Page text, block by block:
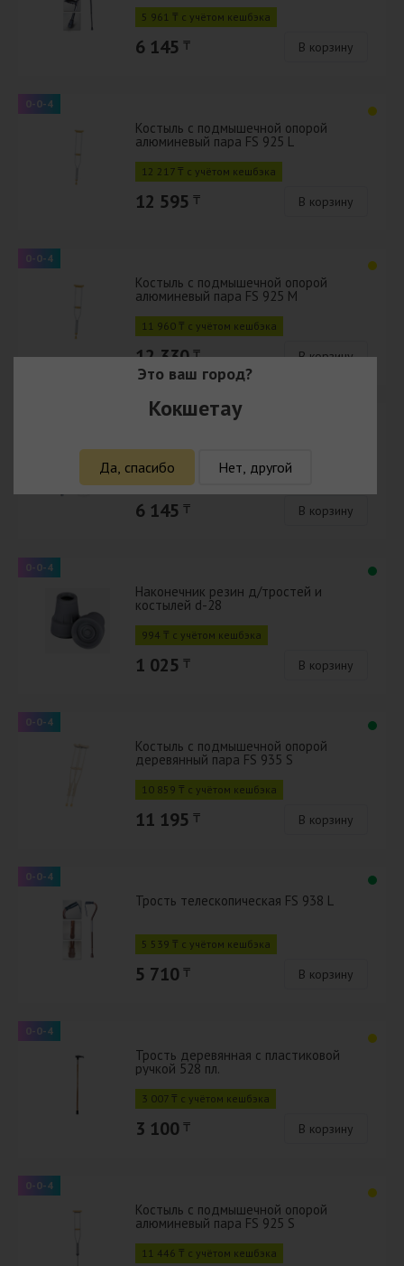
5 961 ₸ с учётом кешбэка
6 145 ₸ В корзину
0-0-4
Костыль с подмышечной опорой
алюминевый пара FS 925 L
12 217 ₸ с учётом кешбэка
12 595 ₸ В корзину
0-0-4
Костыль с подмышечной опорой
алюминевый пара FS 925 M
11 960 ₸ с учётом кешбэка
12 330 ₸ В корзину
5 961 ₸ с учётом кешбэка
6 145 ₸ В корзину
0-0-4
Наконечник резин д/тростей и
костылей d-28
994 ₸ с учётом кешбэка
1 025 ₸ В корзину
0-0-4
Костыль с подмышечной опорой
деревянный пара FS 935 S
10 859 ₸ с учётом кешбэка
11 195 ₸ В корзину
0-0-4
Трость телескопическая FS 938 L
5 539 ₸ с учётом кешбэка
5 710 ₸ В корзину
0-0-4
Трость деревянная с пластиковой
ручкой 528 пл.
3 007 ₸ с учётом кешбэка
3 100 ₸ В корзину
0-0-4
Костыль с подмышечной опорой
алюминевый пара FS 925 S
11 446 ₸ с учётом кешбэка
Это ваш город?
Кокшетау
Да, спасибо Нет, другой